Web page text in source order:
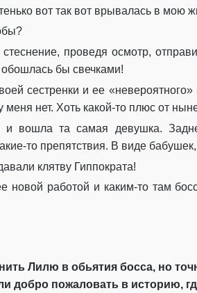
вот так вот врывалась в мою
стеснение, проведя осмотр,
бы свечками!
сестренки и ее
меня нет. Хоть какой-то плюс от
и вошла та самая девушка.
то препятствия. В виде бабушек,
клятву Гиппократа!
новой работой и каким-то там
Лилю в обьятия босса, но
добро пожаловать в историю,